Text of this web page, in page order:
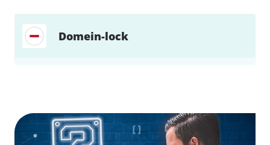
Domein-lock